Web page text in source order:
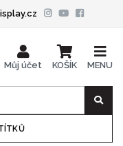
Můj účet KOŠÍK MENU